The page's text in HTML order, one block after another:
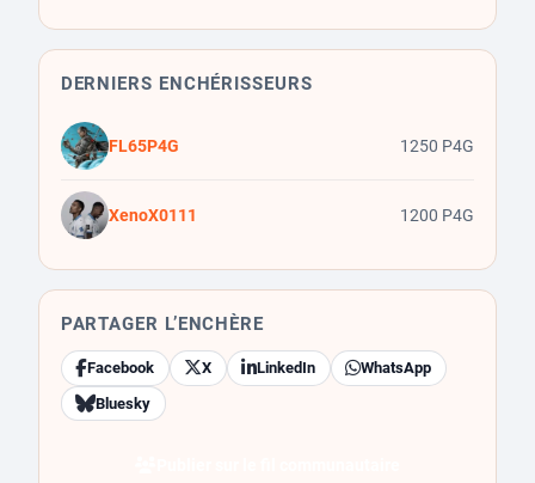
DERNIERS ENCHÉRISSEURS
FL65P4G 1250 P4G
XenoX0111 1200 P4G
PARTAGER L’ENCHÈRE
Facebook X LinkedIn
WhatsApp
Bluesky